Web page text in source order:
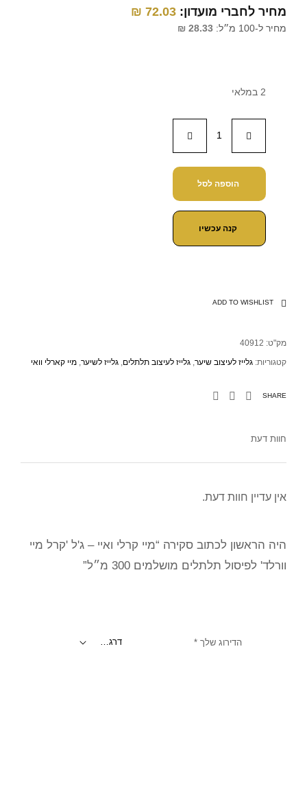
מחיר לחברי מועדון: 72.03
₪
מחיר ל-100 מ״ל: 28.33
₪
2 במלאי
הוספה לסל
קנה עכשיו
ADD TO WISHLIST
מק"ט: 40912
קטגוריות: גלייז לעיצוב שיער, גלייז לעיצוב תלתלים, גלייז לשיער, מיי קארלי וואי
SHARE
חוות דעת
אין עדיין חוות דעת.
היה הראשון לכתוב סקירה “מיי קרלי ואיי – ג'ל 'קרל מיי
וורלד' לפיסול תלתלים מושלמים 300 מ״ל”
הדירוג שלך *